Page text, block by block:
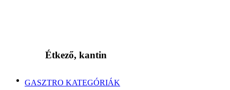
Étkező, kantin
GASZTRO KATEGÓRIÁK